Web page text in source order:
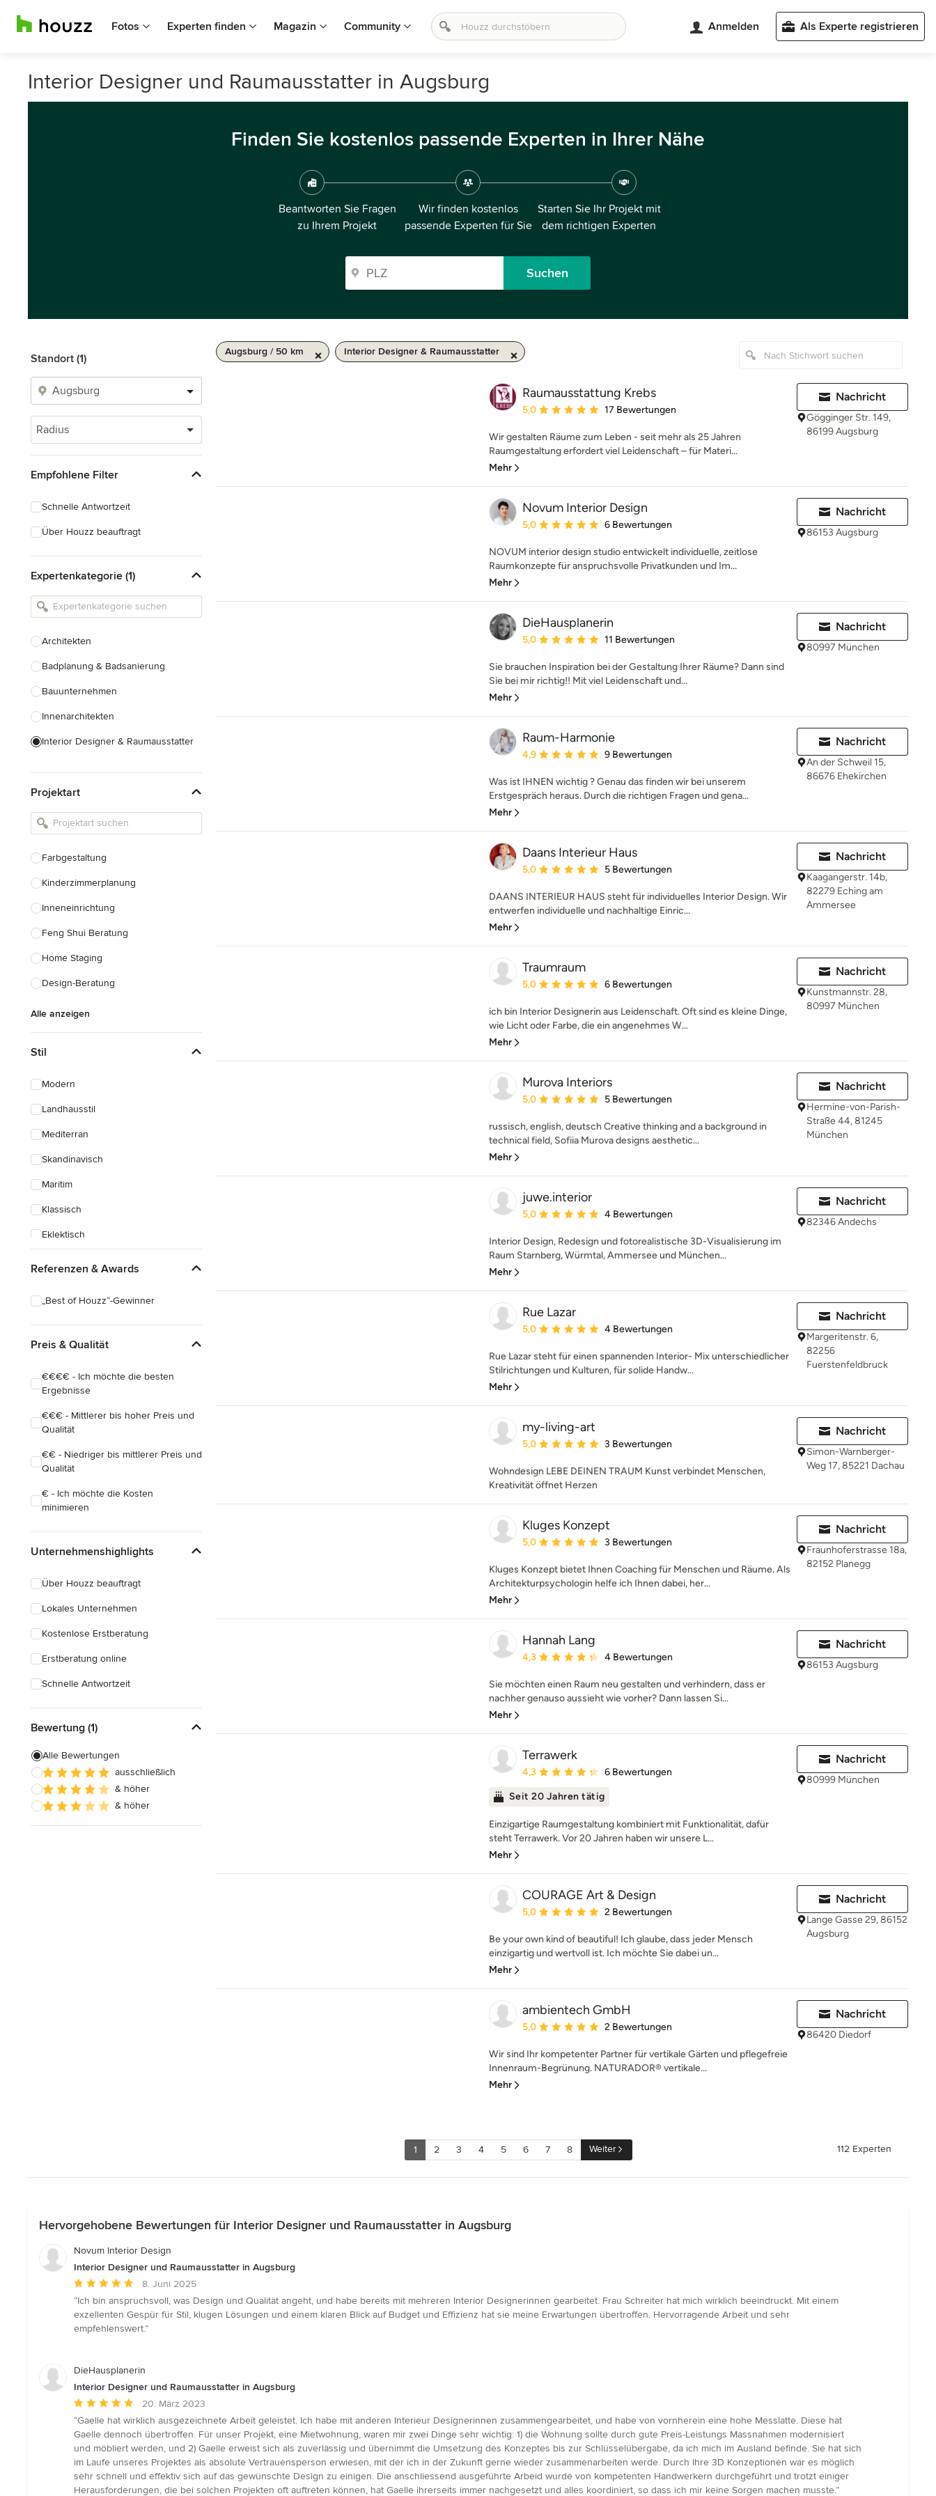
Fotos Experten finden Magazin Community Anmelden Als Experte registrieren
Interior Designer und Raumausstatter in Augsburg
Finden Sie kostenlos passende Experten in Ihrer Nähe
Beantworten Sie Fragen
zu Ihrem Projekt
Wir finden kostenlos
passende Experten für Sie
Starten Sie Ihr Projekt mit
dem richtigen Experten
Suchen
Standort (1)
Radius
Empfohlene Filter
Schnelle Antwortzeit
Über Houzz beauftragt
Expertenkategorie (1)
Architekten
Badplanung & Badsanierung
Bauunternehmen
Innenarchitekten
Interior Designer & Raumausstatter
Landschaftsarchitekten
Armaturen & Sanitärbedarf
Einbauschränke
Projektart
Farbgestaltung
Kinderzimmerplanung
Inneneinrichtung
Feng Shui Beratung
Home Staging
Design-Beratung
Alle anzeigen
Stil
Modern
Landhausstil
Mediterran
Skandinavisch
Maritim
Klassisch
Eklektisch
Referenzen & Awards
„Best of Houzz“-Gewinner
Preis & Qualität
€€€€ - Ich möchte die besten
Ergebnisse
€€€ - Mittlerer bis hoher Preis und
Qualität
€€ - Niedriger bis mittlerer Preis und
Qualität
€ - Ich möchte die Kosten
minimieren
Unternehmenshighlights
Über Houzz beauftragt
Lokales Unternehmen
Kostenlose Erstberatung
Erstberatung online
Schnelle Antwortzeit
Bewertung (1)
Alle Bewertungen
ausschließlich
& höher
& höher
Augsburg / 50 km Interior Designer & Raumausstatter
Raumausstattung Krebs
Durchschnittliche Bewertung: 5 von 5 Sternen
5,0 17 Bewertungen
Wir gestalten Räume zum Leben - seit mehr als 25 Jahren
Raumgestaltung erfordert viel Leidenschaft – für Materi...
Mehr
Nachricht
Gögginger Str. 149,
86199 Augsburg
Novum Interior Design
Durchschnittliche Bewertung: 5 von 5 Sternen
5,0 6 Bewertungen
NOVUM interior design studio entwickelt individuelle, zeitlose
Raumkonzepte für anspruchsvolle Privatkunden und Im...
Mehr
Nachricht
86153 Augsburg
DieHausplanerin
Durchschnittliche Bewertung: 5 von 5 Sternen
5,0 11 Bewertungen
Sie brauchen Inspiration bei der Gestaltung Ihrer Räume? Dann sind
Sie bei mir richtig!! Mit viel Leidenschaft und...
Mehr
Nachricht
80997 München
Raum-Harmonie
Durchschnittliche Bewertung: 4.9 von 5 Sternen
4,9 9 Bewertungen
Was ist IHNEN wichtig ? Genau das finden wir bei unserem
Erstgespräch heraus. Durch die richtigen Fragen und gena...
Mehr
Nachricht
An der Schweil 15,
86676 Ehekirchen
Daans Interieur Haus
Durchschnittliche Bewertung: 5 von 5 Sternen
5,0 5 Bewertungen
DAANS INTERIEUR HAUS steht für individuelles Interior Design. Wir
entwerfen individuelle und nachhaltige Einric...
Mehr
Nachricht
Kaagangerstr. 14b,
82279 Eching am
Ammersee
Traumraum
Durchschnittliche Bewertung: 5 von 5 Sternen
5,0 6 Bewertungen
ich bin Interior Designerin aus Leidenschaft. Oft sind es kleine Dinge,
wie Licht oder Farbe, die ein angenehmes W...
Mehr
Nachricht
Kunstmannstr. 28,
80997 München
Murova Interiors
Durchschnittliche Bewertung: 5 von 5 Sternen
5,0 5 Bewertungen
russisch, english, deutsch Creative thinking and a background in
technical field, Sofiia Murova designs aesthetic...
Mehr
Nachricht
Hermine-von-Parish-
Straße 44, 81245
München
juwe.interior
Durchschnittliche Bewertung: 5 von 5 Sternen
5,0 4 Bewertungen
Interior Design, Redesign und fotorealistische 3D-Visualisierung im
Raum Starnberg, Würmtal, Ammersee und München...
Mehr
Nachricht
82346 Andechs
Rue Lazar
Durchschnittliche Bewertung: 5 von 5 Sternen
5,0 4 Bewertungen
Rue Lazar steht für einen spannenden Interior- Mix unterschiedlicher
Stilrichtungen und Kulturen, für solide Handw...
Mehr
Nachricht
Margeritenstr. 6,
82256
Fuerstenfeldbruck
my-living-art
Durchschnittliche Bewertung: 5 von 5 Sternen
5,0 3 Bewertungen
Wohndesign LEBE DEINEN TRAUM Kunst verbindet Menschen,
Kreativität öffnet Herzen
Nachricht
Simon-Warnberger-
Weg 17, 85221 Dachau
Kluges Konzept
Durchschnittliche Bewertung: 5 von 5 Sternen
5,0 3 Bewertungen
Kluges Konzept bietet Ihnen Coaching für Menschen und Räume. Als
Architekturpsychologin helfe ich Ihnen dabei, her...
Mehr
Nachricht
Fraunhoferstrasse 18a,
82152 Planegg
Hannah Lang
Durchschnittliche Bewertung: 4.3 von 5 Sternen
4,3 4 Bewertungen
Sie möchten einen Raum neu gestalten und verhindern, dass er
nachher genauso aussieht wie vorher? Dann lassen Si...
Mehr
Nachricht
86153 Augsburg
Terrawerk
Durchschnittliche Bewertung: 4.3 von 5 Sternen
4,3 6 Bewertungen
Seit 20 Jahren tätig
Einzigartige Raumgestaltung kombiniert mit Funktionalität, dafür
steht Terrawerk. Vor 20 Jahren haben wir unsere L...
Mehr
Nachricht
80999 München
COURAGE Art & Design
Durchschnittliche Bewertung: 5 von 5 Sternen
5,0 2 Bewertungen
Be your own kind of beautiful! Ich glaube, dass jeder Mensch
einzigartig und wertvoll ist. Ich möchte Sie dabei un...
Mehr
Nachricht
Lange Gasse 29, 86152
Augsburg
ambientech GmbH
Durchschnittliche Bewertung: 5 von 5 Sternen
5,0 2 Bewertungen
Wir sind Ihr kompetenter Partner für vertikale Gärten und pflegefreie
Innenraum-Begrünung. NATURADOR® vertikale...
Mehr
Nachricht
86420 Diedorf
1 2 3 4 5 6 7 8 Weiter 112 Experten
Hervorgehobene Bewertungen für Interior Designer und Raumausstatter in Augsburg
Novum Interior Design
Interior Designer und Raumausstatter in Augsburg
Durchschnittliche
Bewertung:
5
von
8. Juni 2025
“Ich bin anspruchsvoll, was Design und Qualität angeht, und habe bereits mit mehreren Interior Designerinnen gearbeitet. Frau Schreiter hat mich wirklich beeindruckt. Mit einem
exzellenten Gespür für Stil, klugen Lösungen und einem klaren Blick auf Budget und Effizienz hat sie meine Erwartungen übertroffen. Hervorragende Arbeit und sehr
empfehlenswert.”
DieHausplanerin
Interior Designer und Raumausstatter in Augsburg
Durchschnittliche
Bewertung:
5
von
5
Sternen
20. März 2023
“Gaelle hat wirklich ausgezeichnete Arbeit geleistet. Ich habe mit anderen Interieur Designerinnen zusammengearbeitet, und habe von vornherein eine hohe Messlatte. Diese hat
Gaelle dennoch übertroffen. Für unser Projekt, eine Mietwohnung, waren mir zwei Dinge sehr wichtig: 1) die Wohnung sollte durch gute Preis-Leistungs Massnahmen modernisiert
und möbliert werden, und 2) Gaelle erweist sich als zuverlässig und übernimmt die Umsetzung des Konzeptes bis zur Schlüsselübergabe, da ich mich im Ausland befinde. Sie hat sich
im Laufe unseres Projektes als absolute Vertrauensperson erwiesen, mit der ich in der Zukunft gerne wieder zusammenarbeiten werde. Durch Ihre 3D Konzeptionen war es möglich
sehr schnell und effektiv sich auf das gewünschte Design zu einigen. Die anschliessend ausgeführte Arbeid wurde von kompetenten Handwerkern durchgeführt und trotzt einiger
Herausforderungen, die bei solchen Projekten oft auftreten können, hat Gaelle ihrerseits immer nachgesetzt und alles koordiniert, so dass ich mir keine Sorgen machen musste.”